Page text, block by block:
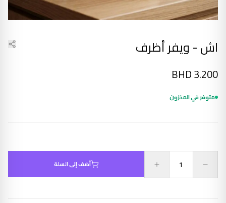
اش - ويفر أظرف
BHD3.200
متوفر في المخزون
أضف إلى السلة